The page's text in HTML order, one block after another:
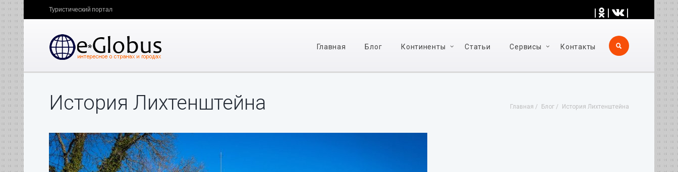
| | |
Туристический портал
Главная Блог Континенты Статьи Cервисы Контакты
Главная Блог История Лихтенштейна
История Лихтенштейна